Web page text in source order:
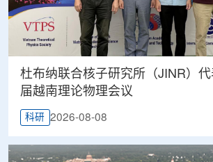
杜布纳联合核子研究所（JINR）代
届越南理论物理会议
科研 2026-08-08